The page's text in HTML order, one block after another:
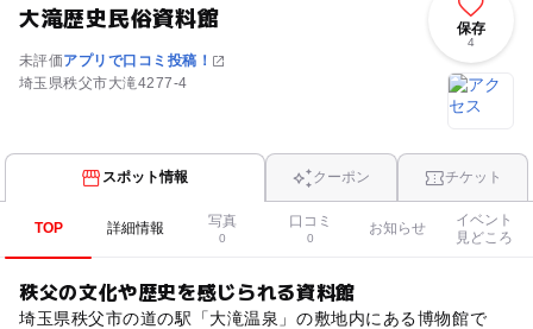
大滝歴史民俗資料館
未評価アプリで口コミ投稿！
埼玉県秩父市大滝4277-4
保存
4
スポット情報 クーポン チケット
TOP 詳細情報 写真
0
口コミ
0
お知らせ
イベント
見どころ
秩父の文化や歴史を感じられる資料館
埼玉県秩父市の道の駅「大滝温泉」の敷地内にある博物館で